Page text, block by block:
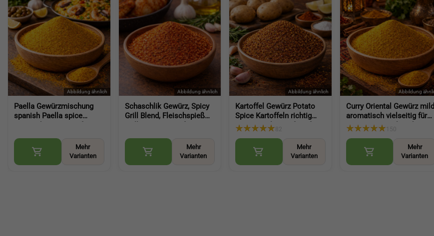
Paella Gewürzmischung
spanish Paella spice
(Paella spice)
Mehr
Varianten
Schaschlik Gewürz, Spicy
Grill Blend, Fleischspieß
(Spicy Grill Blend)
Mehr
Varianten
Kartoffel Gewürz Potato
Spice Kartoffeln richtig
würzen vielseitig für Ofen
(Potato Spice)
Mehr
Varianten
Curry Oriental Gewürz mild
aromatisch vielseitig für
Reis Gemüse Fleisch
Mehr
Varianten